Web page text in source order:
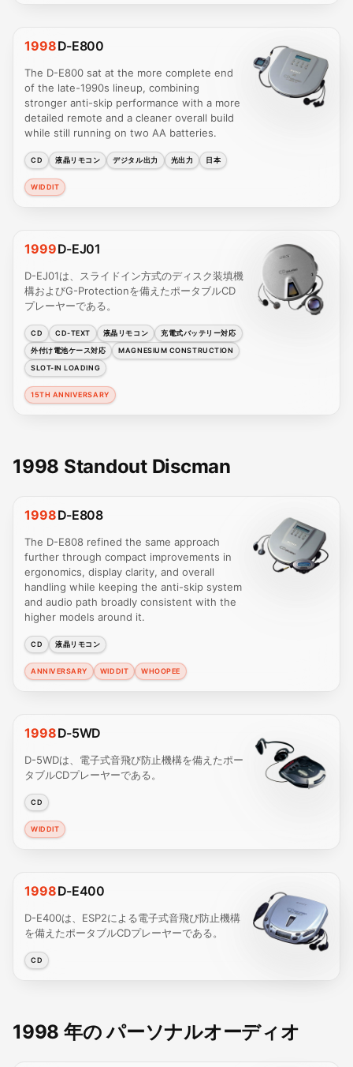
1998D-E800
The D-E800 sat at the more complete end
of the late-1990s lineup, combining
stronger anti-skip performance with a more
detailed remote and a cleaner overall build
while still running on two AA batteries.
CD 液晶リモコン デジタル出力 光出力 日本
WIDDIT
1999D-EJ01
D-EJ01は、スライドイン方式のディスク装填機
構およびG-Protectionを備えたポータブルCD
プレーヤーである。
CD CD-TEXT 液晶リモコン
充電式バッテリー対応
外付け電池ケース対応
MAGNESIUM CONSTRUCTION
SLOT-IN LOADING
15TH ANNIVERSARY
1998 Standout Discman
1998D-E808
The D-E808 refined the same approach
further through compact improvements in
ergonomics, display clarity, and overall
handling while keeping the anti-skip system
and audio path broadly consistent with the
higher models around it.
CD 液晶リモコン
ANNIVERSARY WIDDIT WHOOPEE
1998D-5WD
D-5WDは、電子式音飛び防止機構を備えたポー
タブルCDプレーヤーである。
CD
WIDDIT
1998D-E400
D-E400は、ESP2による電子式音飛び防止機構
を備えたポータブルCDプレーヤーである。
CD
1998 年の パーソナルオーディオ